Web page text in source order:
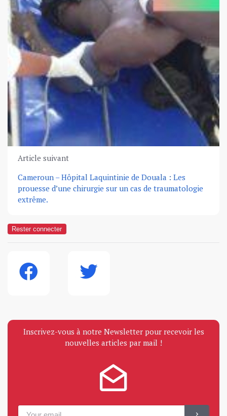
Article suivant
Cameroun – Hôpital Laquintinie de Douala : Les
prouesse d’une chirurgie sur un cas de traumatologie
extrême.
Rester connecter
Inscrivez-vous à notre Newsletter pour recevoir les
nouvelles articles par mail !